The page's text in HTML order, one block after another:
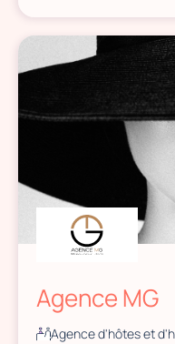
Agence MG
Agence d'hôtes et